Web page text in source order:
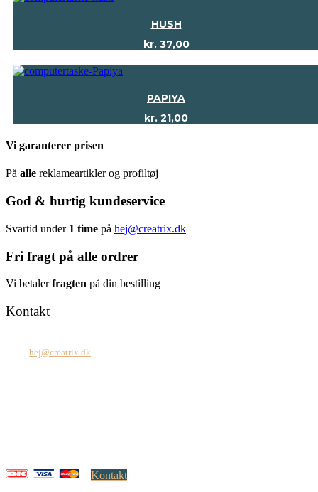
HUSH
kr.37,00
PAPIYA
kr. 21,00
Vi garanterer prisen
På alle reklameartikler og profiltøj
God & hurtig kundeservice
Svartid under 1 time på hej@creatrix.dk
Fri fragt på alle ordrer
Vi betalerfragten på din bestilling
Kontakt
hej@creatrix.dk
Kontakt